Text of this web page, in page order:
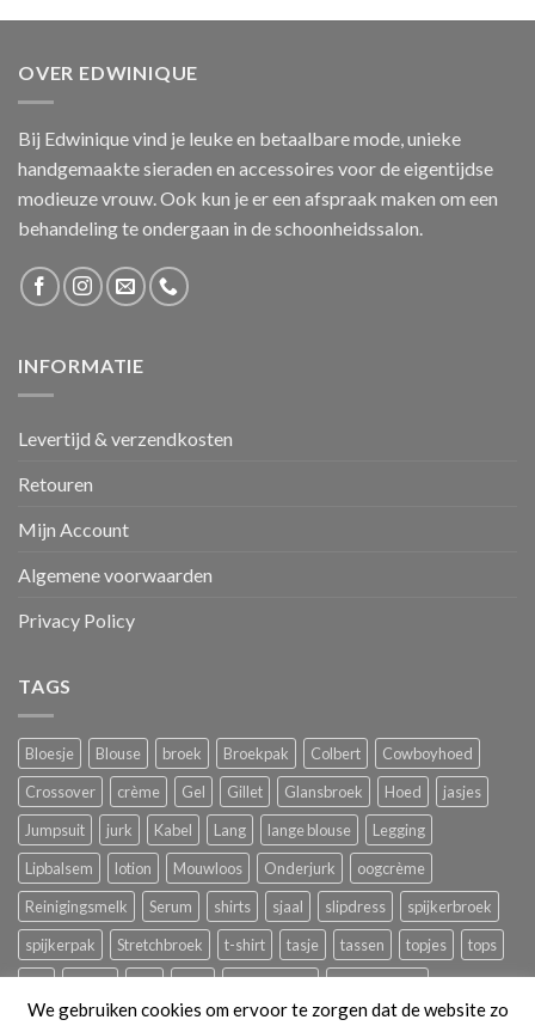
OVER EDWINIQUE
Bij Edwinique vind je leuke en betaalbare mode, unieke
handgemaakte sieraden en accessoires voor de eigentijdse
modieuze vrouw. Ook kun je er een afspraak maken om een
behandeling te ondergaan in de schoonheidssalon.
INFORMATIE
Levertijd & verzendkosten
Retouren
Mijn Account
Algemene voorwaarden
Privacy Policy
TAGS
Bloesje Blouse broek Broekpak Colbert
Cowboyhoed
Crossover
crème Gel Gillet Glansbroek Hoed
jasjes
Jumpsuit
jurk Kabel Lang lange blouse
Legging
Lipbalsem
lotion Mouwloos Onderjurk
oogcrème
Reinigingsmelk
Serum shirts sjaal slipdress
spijkerbroek
spijkerpak
Stretchbroek t-shirt tasje tassen topjes
tops
trui
tuniek ves Vest zomerbroek zomerjurkjes
We gebruiken cookies om ervoor te zorgen dat de website zo